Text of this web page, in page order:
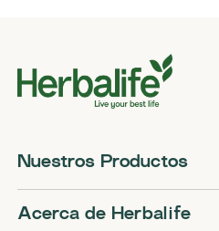
Nuestros Productos
Acerca de Herbalife